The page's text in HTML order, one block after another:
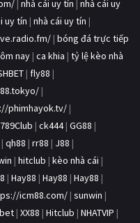
| nhà cái uy tín | nhà cái uy
uy tín | nhà cái uy tín |
| bóng đá trực tiếp
nay | ca khia | tỷ lệ kèo nhà
| fly88 |
|
phimhayok.tv/ |
789Club | ck444| GG88 |
| qh88 | rr88 | J88 |
| hitclub | kèo nhà cái |
| Hay88 | Hay88 | Hay88 |
icm88.com/ | sunwin |
| XX88 | Hitclub | NHATVIP |